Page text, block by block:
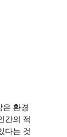
은 환경
간의 적
다는 것